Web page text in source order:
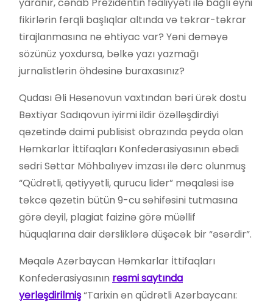
fikirlərin fərqli başlıqlar altında və təkrar-təkrar
tirajlanmasına nə ehtiyac var? Yəni deməyə
sözünüz yoxdursa, bəlkə yazı yazmağı
jurnalistlərin öhdəsinə buraxasınız?
Qudası Əli Həsənovun vaxtından bəri ürək dostu
Bəxtiyar Sadıqovun iyirmi ildir özəlləşdirdiyi
qəzetində daimi publisist obrazında peyda olan
Həmkarlar İttifaqları Konfederasiyasının əbədi
sədri Səttar Möhbalıyev imzası ilə dərc olunmuş
“Qüdrətli, qətiyyətli, qurucu lider” məqaləsi isə
təkcə qəzetin bütün 9-cu səhifəsini tutmasına
görə deyil, plagiat faizinə görə müəllif
hüquqlarına dair dərsliklərə düşəcək bir “əsərdir”.
Məqalə Azərbaycan Həmkarlar İttifaqları
Konfederasiyasının rəsmi saytında
yerləşdirilmiş“Tarixin ən qüdrətli Azərbaycanı: